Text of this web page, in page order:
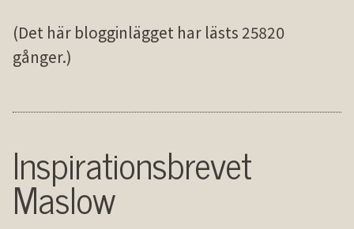
(Det här blogginlägget har lästs 25820
gånger.)
Inspirationsbrevet
Maslow